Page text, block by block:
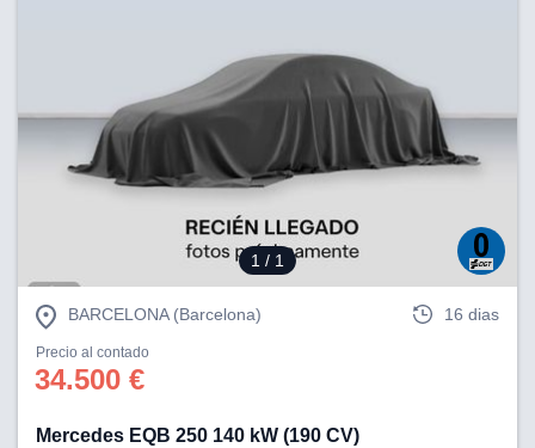
1 / 1
BARCELONA (Barcelona) 16 dias
Precio al contado
34.500 €
Mercedes EQB 250 140 kW (190 CV)